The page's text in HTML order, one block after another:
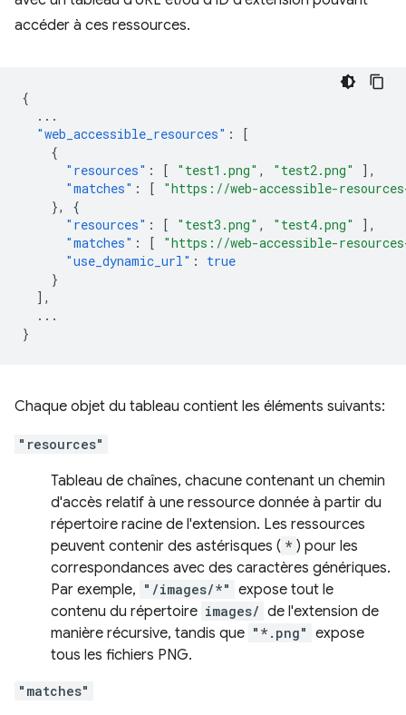
accéder à ces ressources.
{
...
"web_accessible_resources" :
[
{
"resources" : [ "test1.png" , "test2.png"
],
"matches" : [
"https://web-accessible-
},
{
"resources" : [ "test3.png" , "test4.png"
],
"matches" : [
"https://web-accessible-
"use_dynamic_url" :
true
}
],
...
}
Chaque objet du tableau contient les éléments suivants:
"resources"
Tableau de chaînes, chacune contenant un chemin
d'accès relatif à une ressource donnée à partir du
répertoire racine de l'extension. Les ressources
peuvent contenir des astérisques ( * ) pour les
correspondances avec des caractères génériques.
Par exemple, "/images/*" expose tout le
contenu du répertoire images/ de l'extension de
manière récursive, tandis que "*.png" expose
tous les fichiers PNG.
"matches"